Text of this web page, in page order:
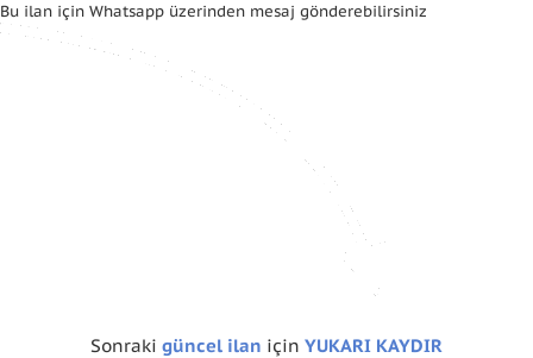
Bu ilan için Whatsapp üzerinden mesaj gönderebilirsiniz
Sonraki güncel ilan için YUKARI KAYDIR